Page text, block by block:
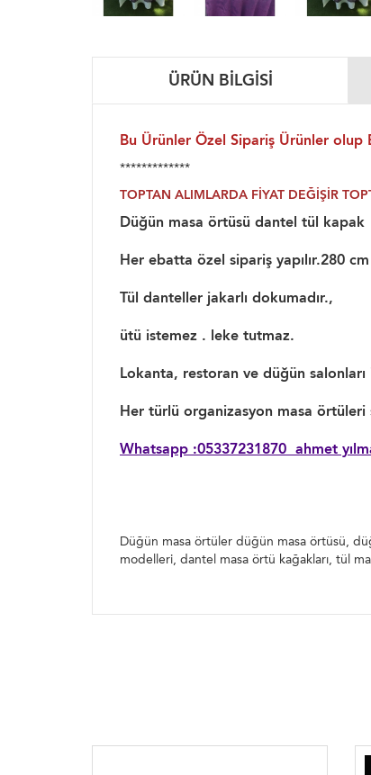
ÜRÜN BILGISI
Bu Ürünler Özel Sipariş Ürünler
*************
TOPTAN ALIMLARDA FİYAT DEĞİŞİR
Düğün masa örtüsü dantel tül kapak
Her ebatta özel sipariş yapılır.280
Tül danteller jakarlı dokumadır.,
ütü istemez . leke tutmaz.
Lokanta, restoran ve düğün
Her türlü organizasyon masa örtüleri
Whatsapp :05337231870 ahmet
Düğün masa örtüler düğün masa örtüsü,
modelleri, dantel masa örtü kağakları, tül